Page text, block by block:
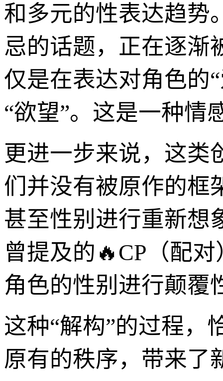
和多元的性表达趋势
忌的话题，正在逐渐
仅是在表达对角色的
“欲望”。这是一种情
更进一步来说，这类
们并没有被原作的框
甚至性别进行重新想
曾提及的🔥CP（配
角色的性别进行颠覆
这种“解构”的过程
原有的秩序，带来了